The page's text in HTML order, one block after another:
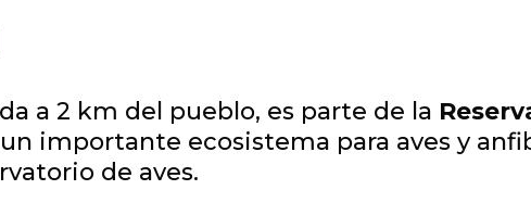
a 2 km del pueblo, es parte de la
importante ecosistema para aves y
de aves.